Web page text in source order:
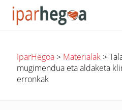
IparHegoa> Materialak>
mugimendua eta aldaketa
erronkak